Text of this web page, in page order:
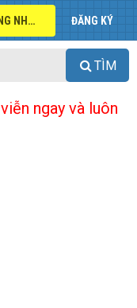
ĐĂNG NHẬP ĐĂNG KÝ
TÌM
ngay và luôn